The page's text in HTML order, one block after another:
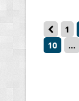
1
10
...